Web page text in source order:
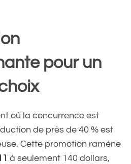
pour un
où la concurrence est
de près de 40 % est
Cette promotion ramène
à seulement 140 dollars,